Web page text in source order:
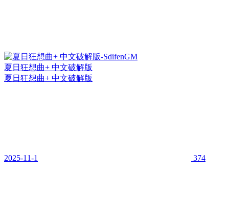
夏日狂想曲+ 中文破解版
夏日狂想曲+ 中文破解版
2025-11-1 374